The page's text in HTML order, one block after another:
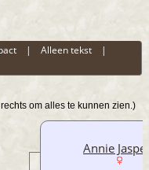
|Alleen tekst |
om alles te kunnen zien.)
Annie